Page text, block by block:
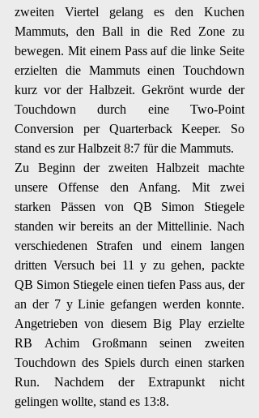
zweiten Viertel gelang es den Kuchen
Mammuts, den Ball in die Red Zone zu
bewegen. Mit einem Pass auf die linke Seite
erzielten die Mammuts einen Touchdown
kurz vor der Halbzeit. Gekrönt wurde der
Touchdown durch eine Two-Point
Conversion per Quarterback Keeper. So
stand es zur Halbzeit 8:7 für die Mammuts.
Zu Beginn der zweiten Halbzeit machte
unsere Offense den Anfang. Mit zwei
starken Pässen von QB Simon Stiegele
standen wir bereits an der Mittellinie. Nach
verschiedenen Strafen und einem langen
dritten Versuch bei 11 y zu gehen, packte
QB Simon Stiegele einen tiefen Pass aus, der
an der 7 y Linie gefangen werden konnte.
Angetrieben von diesem Big Play erzielte
RB Achim Großmann seinen zweiten
Touchdown des Spiels durch einen starken
Run. Nachdem der Extrapunkt nicht
gelingen wollte, stand es 13:8.